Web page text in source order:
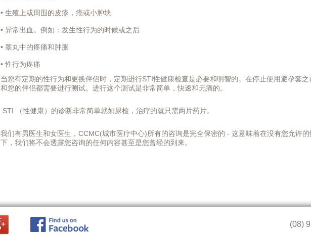
• 生殖上或周围的皮疹，疮或小肿块
• 异常出血。例如：发生性行为的时候或之后
• 睾丸中的疼痛和肿胀
• 性行为疼痛
当您有定期的性行为和更换伴侣时，定期进行STI性健康检查是必要和明智的。在停止使用避孕套之
和您的伴侣都需要进行测试。进行这个测试是非常简单，快速和无痛的。
STI （性健康）的诊断非常简单就如尿检，治疗的就只需两片药片。
我们有男医生和女医生，CCMC(城市医疗中心)所有的咨询是完全保密的 - 这意味着在没有您允许的
下，我们将不会透露您咨询的任何内容甚至是您曾经的到来。
(08)